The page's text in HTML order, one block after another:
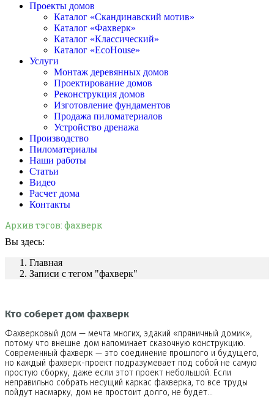
Проекты домов
Каталог «Скандинавский мотив»
Каталог «Фахверк»
Каталог «Классический»
Каталог «EcoHouse»
Услуги
Монтаж деревянных домов
Проектирование домов
Реконструкция домов
Изготовление фундаментов
Продажа пиломатериалов
Устройство дренажа
Производство
Пиломатериалы
Наши работы
Статьи
Видео
Расчет дома
Контакты
Архив тэгов: фахверк
Вы здесь:
Главная
Записи с тегом "фахверк"
Кто соберет дом фахверк
Фахверковый дом — мечта многих, эдакий «пряничный домик»,
потому что внешне дом напоминает сказочную конструкцию.
Современный фахверк — это соединение прошлого и будущего,
но каждый фахверк-проект подразумевает под собой не самую
простую сборку, даже если этот проект небольшой. Если
неправильно собрать несущий каркас фахверка, то все труды
пойдут насмарку, дом не простоит долго, не будет…